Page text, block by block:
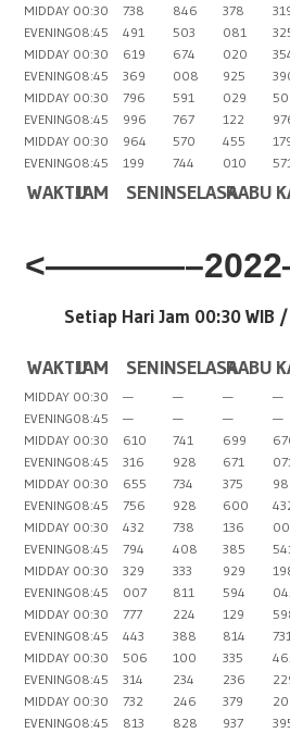
MIDDAY 00:30 738 846 378
EVENING08:45 491 503 081
MIDDAY 00:30 619 674 020
EVENING08:45 369 008 925
MIDDAY 00:30 796 591 029
EVENING08:45 996 767 122
MIDDAY 00:30 964 570 455
EVENING08:45 199 744 010 571
WAKTUJAM SENINSELASARABU
Setiap Hari Jam 00:30 WIB
WAKTUJAM SENINSELASARABU
MIDDAY 00:30 — — — —
EVENING08:45 — — — —
MIDDAY 00:30 610 741 699
EVENING08:45 316 928 671
MIDDAY 00:30 655 734 375
EVENING08:45 756 928 600
MIDDAY 00:30 432 738 136
EVENING08:45 794 408 385
MIDDAY 00:30 329 333 929
EVENING08:45 007 811 594
MIDDAY 00:30 777 224 129
EVENING08:45 443 388 814
MIDDAY 00:30 506 100 335
EVENING08:45 314 234 236
MIDDAY 00:30 732 246 379
EVENING08:45 813 828 937